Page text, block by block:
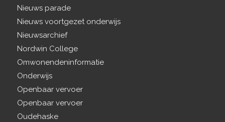
Nieuws parade
Nieuws voortgezet onderwijs
Nieuwsarchief
Nordwin College
Omwonendeninformatie
Onderwijs
Openbaar vervoer
Openbaar vervoer
Oudehaske